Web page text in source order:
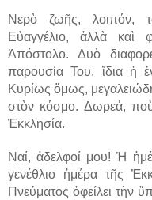
Νερὸ ζωῆς, λοιπόν,
Εὐαγγέλιο, ἀλλὰ καὶ
Ἀπόστολο. Δυὸ
παρουσία Του, ἴδια ἡ
Κυρίως ὅμως,
στὸν κόσμο. Δωρεά, ποὺ
Ἐκκλησία.
Ναί, ἀδελφοί μου! Ἡ
γενέθλιο ἡμέρα τῆς
Πνεύματος ὀφείλει τὴν